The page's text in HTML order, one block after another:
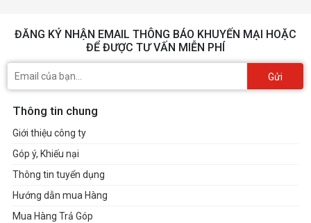
ĐĂNG KÝ NHẬN EMAIL THÔNG BÁO KHUYẾN MẠI HOẶC
ĐỂ ĐƯỢC TƯ VẤN MIỄN PHÍ
Gửi
Thông tin chung
Giới thiệu công ty
Góp ý, Khiếu nại
Thông tin tuyển dụng
Hướng dẫn mua Hàng
Mua Hàng Trả Góp